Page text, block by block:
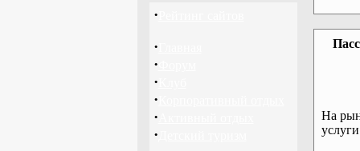
·
·
·
·
·
·
·
На